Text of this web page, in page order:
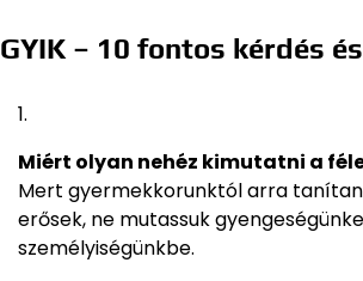
GYIK – 10 fontos kérdés
Miért olyan nehéz kimutatni a
Mert gyermekkorunktól arra
erősek, ne mutassuk
személyiségünkbe.